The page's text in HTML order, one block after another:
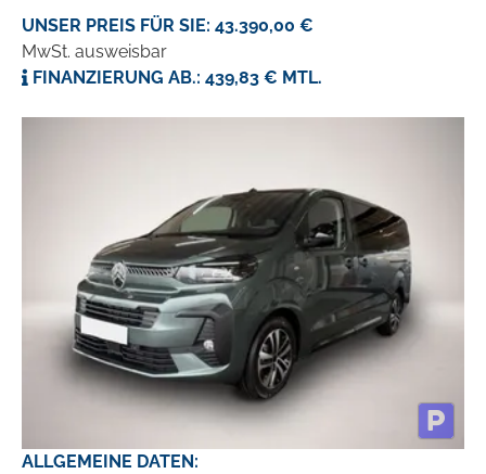
UNSER PREIS FÜR SIE: 43.390,00 €
MwSt. ausweisbar
FINANZIERUNG AB.: 439,83 € MTL.
ALLGEMEINE DATEN: